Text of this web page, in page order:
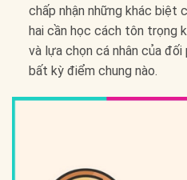
chấp nhận những khác biệt
hai cần học cách tôn trọng
và lựa chọn cá nhân của
bất kỳ điểm chung nào.